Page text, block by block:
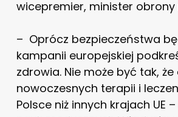
wicepremier, minister
– Oprócz bezpieczeństwa
kampanii europejskiej
zdrowia. Nie może być tak,
nowoczesnych terapii i
Polsce niż innych krajach UE